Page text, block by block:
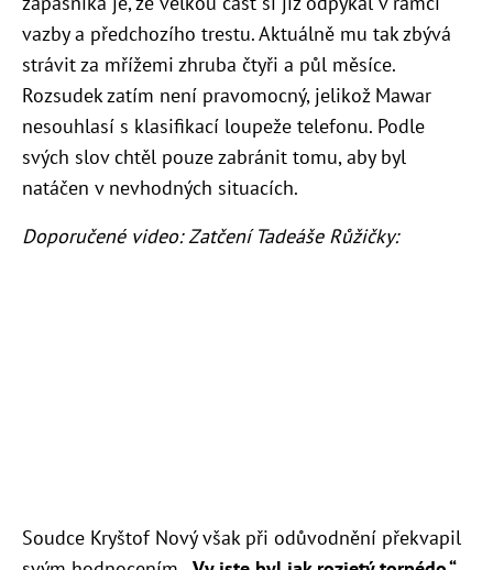
vazby a předchozího trestu. Aktuálně mu tak zbývá
strávit za mřížemi zhruba čtyři a půl měsíce.
Rozsudek zatím není pravomocný, jelikož Mawar
nesouhlasí s klasifikací loupeže telefonu. Podle
svých slov chtěl pouze zabránit tomu, aby byl
natáčen v nevhodných situacích.
Doporučené video: Zatčení Tadeáše Růžičky:
Soudce Kryštof Nový však při odůvodnění překvapil